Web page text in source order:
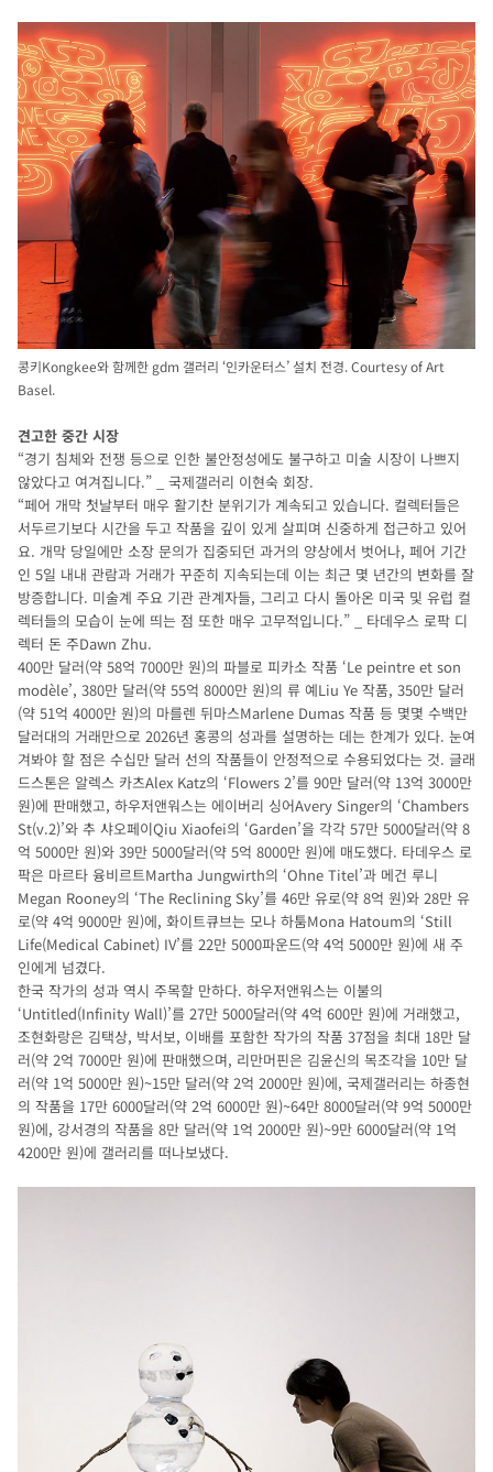
콩키Kongkee와 함께한 gdm 갤러리 ‘인카운터스’ 설치 전경. Courtesy of Art
Basel.
견고한 중간 시장
“경기 침체와 전쟁 등으로 인한 불안정성에도 불구하고 미술 시장이 나쁘지
않았다고 여겨집니다.” _ 국제갤러리 이현숙 회장.
“페어 개막 첫날부터 매우 활기찬 분위기가 계속되고 있습니다. 컬렉터들은
서두르기보다 시간을 두고 작품을 깊이 있게 살피며 신중하게 접근하고 있어
요. 개막 당일에만 소장 문의가 집중되던 과거의 양상에서 벗어나, 페어 기간
인 5일 내내 관람과 거래가 꾸준히 지속되는데 이는 최근 몇 년간의 변화를 잘
방증합니다. 미술계 주요 기관 관계자들, 그리고 다시 돌아온 미국 및 유럽 컬
렉터들의 모습이 눈에 띄는 점 또한 매우 고무적입니다.” _ 타데우스 로팍 디
렉터 돈 주Dawn Zhu.
400만 달러(약 58억 7000만 원)의 파블로 피카소 작품 ‘Le peintre et son
modèle’, 380만 달러(약 55억 8000만 원)의 류 예Liu Ye 작품, 350만 달러
(약 51억 4000만 원)의 마를렌 뒤마스Marlene Dumas 작품 등 몇몇 수백만
달러대의 거래만으로 2026년 홍콩의 성과를 설명하는 데는 한계가 있다. 눈여
겨봐야 할 점은 수십만 달러 선의 작품들이 안정적으로 수용되었다는 것. 글래
드스톤은 알렉스 카츠Alex Katz의 ‘Flowers 2’를 90만 달러(약 13억 3000만
원)에 판매했고, 하우저앤워스는 에이버리 싱어Avery Singer의 ‘Chambers
St(v.2)’와 추 샤오페이Qiu Xiaofei의 ‘Garden’을 각각 57만 5000달러(약 8
억 5000만 원)와 39만 5000달러(약 5억 8000만 원)에 매도했다. 타데우스 로
팍은 마르타 융비르트Martha Jungwirth의 ‘Ohne Titel’과 메건 루니
Megan Rooney의 ‘The Reclining Sky’를 46만 유로(약 8억 원)와 28만 유
로(약 4억 9000만 원)에, 화이트큐브는 모나 하툼Mona Hatoum의 ‘Still
Life(Medical Cabinet) IV’를 22만 5000파운드(약 4억 5000만 원)에 새 주
인에게 넘겼다.
한국 작가의 성과 역시 주목할 만하다. 하우저앤워스는 이불의
‘Untitled(Infinity Wall)’를 27만 5000달러(약 4억 600만 원)에 거래했고,
조현화랑은 김택상, 박서보, 이배를 포함한 작가의 작품 37점을 최대 18만 달
러(약 2억 7000만 원)에 판매했으며, 리만머핀은 김윤신의 목조각을 10만 달
러(약 1억 5000만 원)~15만 달러(약 2억 2000만 원)에, 국제갤러리는 하종현
의 작품을 17만 6000달러(약 2억 6000만 원)~64만 8000달러(약 9억 5000만
원)에, 강서경의 작품을 8만 달러(약 1억 2000만 원)~9만 6000달러(약 1억
4200만 원)에 갤러리를 떠나보냈다.